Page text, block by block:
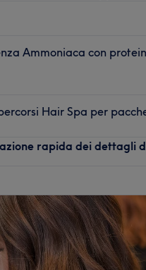
e luminoso.
in: hairstyle, tagli e
utilizzati: My
Ammoniaca con
Hair Spa per
rapida dei dettagli